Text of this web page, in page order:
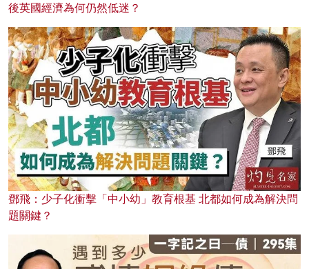
後英國經濟為何仍然低迷？
鄧飛：少子化衝擊「中小幼」教育根基 北都如何成為解決問
題關鍵？